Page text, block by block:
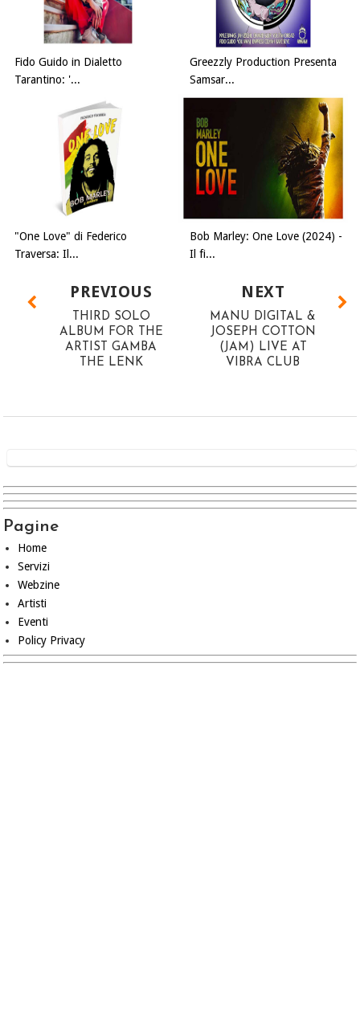
Fido Guido in Dialetto
Tarantino: '...
Greezzly Production Presenta
Samsar...
"One Love" di Federico
Traversa: Il...
Bob Marley: One Love (2024) -
Il fi...
NEXT
MANU DIGITAL &
JOSEPH COTTON
(JAM) LIVE AT
VIBRA CLUB
PREVIOUS
THIRD SOLO
ALBUM FOR THE
ARTIST GAMBA
THE LENK
Pagine
Home
Servizi
Webzine
Artisti
Eventi
Policy Privacy